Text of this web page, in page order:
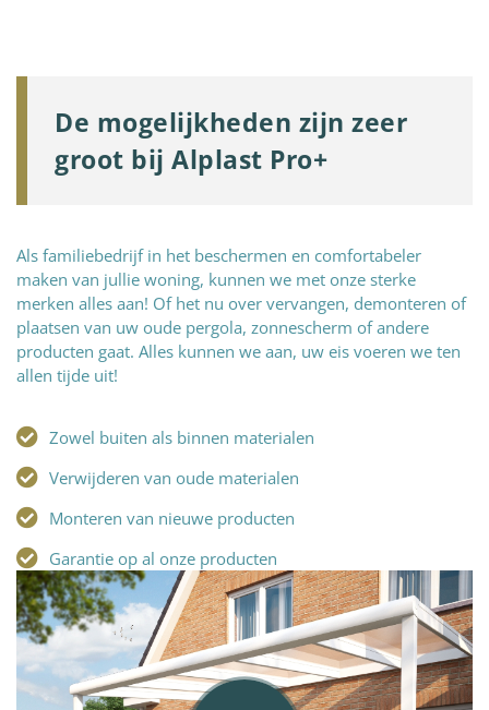
De mogelijkheden zijn zeer
groot bij Alplast Pro+
Als familiebedrijf in het beschermen en comfortabeler
maken van jullie woning, kunnen we met onze sterke
merken alles aan! Of het nu over vervangen, demonteren of
plaatsen van uw oude pergola, zonnescherm of andere
producten gaat. Alles kunnen we aan, uw eis voeren we ten
allen tijde uit!
Zowel buiten als binnen materialen
Verwijderen van oude materialen
Monteren van nieuwe producten
Garantie op al onze producten